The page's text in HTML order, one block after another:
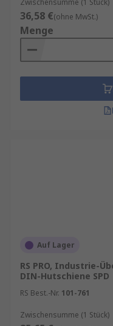
Zwischensumme (1 Stück)
36,58 €(ohne MwSt.)
Menge
Auf Lager
RS PRO, Industrie-
DIN-Hutschiene SPD
RS Best.-Nr. 101-761
Zwischensumme (1 Stück)